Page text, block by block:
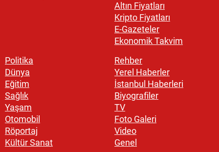
Altın Fiyatları
Kripto Fiyatları
E-Gazeteler
Ekonomik Takvim
Politika
Dünya
Eğitim
Sağlık
Yaşam
Otomobil
Röportaj
Kültür Sanat
Rehber
Yerel Haberler
İstanbul Haberleri
Biyografiler
TV
Foto Galeri
Video
Genel